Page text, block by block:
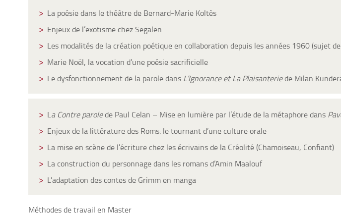
La poésie dans le théâtre de Bernard-Marie Koltès
Enjeux de l’exotisme chez Segalen
Les modalités de la création poétique en collaboration depuis les années 1960 (sujet
Marie Noël, la vocation d’une poésie sacrificielle
Le dysfonctionnement de la parole dans L’Ignorance et La Plaisanteriede Milan
La Contre parolede Paul Celan – Mise en lumière par l’étude de la métaphore dans
Enjeux de la littérature des Roms: le tournant d’une culture orale
La mise en scène de l’écriture chez les écrivains de la Créolité (Chamoiseau, Confiant)
La construction du personnage dans les romans d’Amin Maalouf
L’adaptation des contes de Grimm en manga
Méthodes de travail en Master